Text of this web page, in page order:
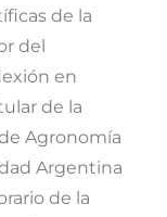
de la
del
en
de la
Agronomía
Argentina
de la